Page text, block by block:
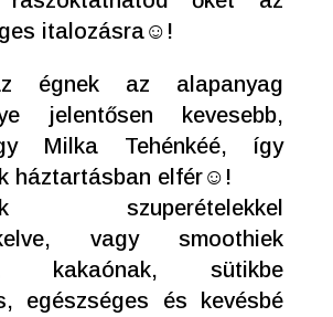
italozásra☺!
égnek az alapanyag
jelentősen kevesebb,
Milka Tehénkéé, így
háztartásban elfér☺!
szuperételekkel
vagy smoothiek
kakaónak, sütikbe
egészséges és kevésbé